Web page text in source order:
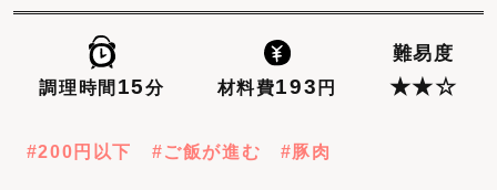
調理時間 15分 材料費193 円
難易度
★★☆
200円以下 ご飯が進む 豚肉